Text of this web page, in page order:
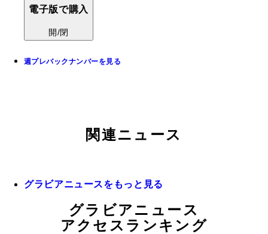
電子版で購入
開/閉
週プレバックナンバーを見る
関連ニュース
グラビアニュースをもっと見る
グラビアニュース
アクセスランキング